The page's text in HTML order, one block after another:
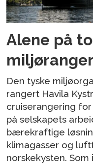
Alene på
Den tyske
rangert Havila
cruiserangering
på selskapets
bærekraftige
klimagasser og
norskekysten.